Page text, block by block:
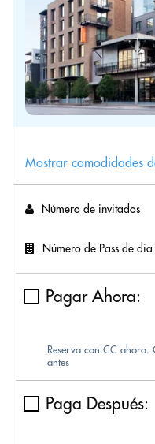
Mostrar comodidades
Número de invitados
Número de Pass de dia
Pagar Ahora:
Reserva con CC
antes
Paga Después: